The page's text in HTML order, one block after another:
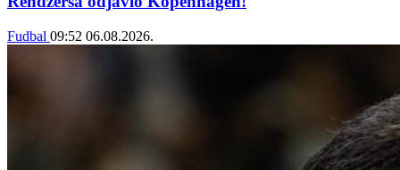
Fudbal 09:52 06.08.2026.